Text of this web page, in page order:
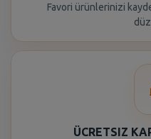
Favori ürünlerinizi
ÜCRETSIZ